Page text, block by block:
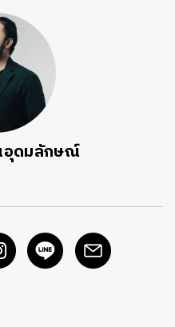
ดมลักษณ์